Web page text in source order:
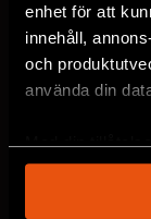
enhet för att
innehåll,
och
använda din
Med din
som kan
Välj utskick,